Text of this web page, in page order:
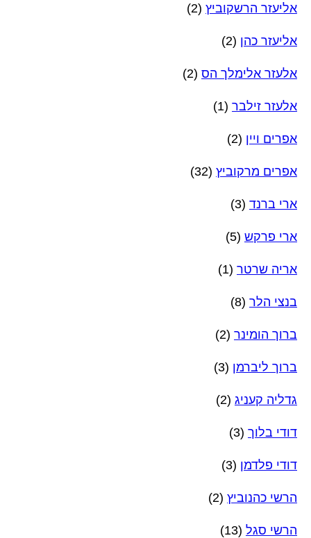
אליעזר הרשקוביץ (2)
אליעזר כהן (2)
אלעזר אלימלך הס (2)
אלעזר זילבר (1)
אפרים ויין (2)
אפרים מרקוביץ (32)
ארי ברנד (3)
ארי פרקש (5)
אריה שרטר (1)
בנצי הלר (8)
ברוך הומינר (2)
ברוך ליברמן (3)
גדליה קעניג (2)
דודי בלוך (3)
דודי פלדמן (3)
הרשי כהנוביץ (2)
הרשי סגל (13)